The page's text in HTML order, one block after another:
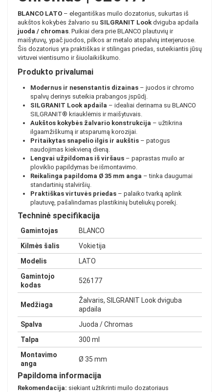
BLANCO LATO– elegantiškas muilo dozatorius, sukurtas iš
aukštos kokybės žalvario su SILGRANIT Lookdviguba apdaila
juoda / chromas. Puikiai dera prie BLANCO plautuvių ir
maišytuvų, ypač juodos, pilkos ar metalo atspalvių interjeruose.
Šis dozatorius yra praktiškas ir stilingas priedas, suteikiantis jūsų
virtuvei vientisumo ir šiuolaikiškumo.
Produkto privalumai
Modernus ir nesenstantis dizainas– juodos ir chromo
spalvų derinys suteikia prabangos įspūdį.
SILGRANIT Look apdaila – idealiai derinama su BLANCO
SILGRANIT® kriauklėmis ir maišytuvais.
Aukštos kokybės žalvario konstrukcija – užtikrina
ilgaamžiškumą ir atsparumą korozijai.
Pritaikytas snapelio ilgis ir aukštis– patogus
naudojimas kiekvieną dieną.
Lengvai užpildomas iš viršaus– paprastas muilo ar
ploviklio papildymas be išmontavimo.
Reikalinga papildoma Ø 35 mm anga – tinka daugumai
standartinių stalviršių.
Praktiškas virtuvės priedas– palaiko tvarką aplink
plautuvę, pašalindamas plastikinių buteliukų poreikį.
Techninė specifikacija
Gamintojas
BLANCO
Kilmės šalis
Vokietija
Modelis
LATO
Gamintojo
kodas
526177
Medžiaga
Žalvaris, SILGRANIT Look dviguba
apdaila
Spalva
Juoda / Chromas
Talpa
300 ml
Montavimo
anga
Ø 35 mm
Papildoma informacija
Rekomendacija: siekiant užtikrinti muilo dozatoriaus